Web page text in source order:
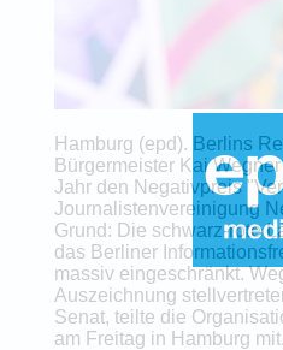
Hamburg (epd). Berlins
Bürgermeister Kai
Jahr den Negativpreis
Journalistenvereinigung
Grund: Die schwarz-rote
das Berliner
massiv eingeschränkt.
Auszeichnung
Senat, teilte die
am Freitag in Hamburg mit.